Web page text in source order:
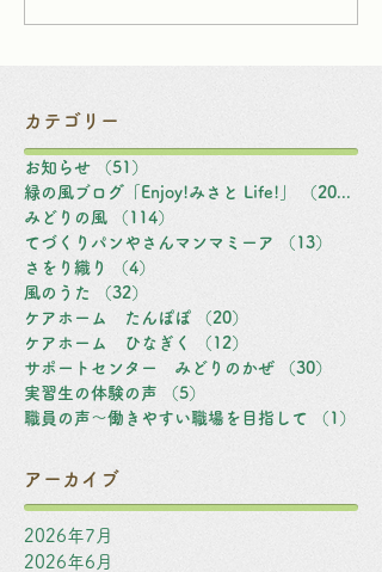
カテゴリー
お知らせ （51）
緑の風ブログ「Enjoy!みさと Life!」
（203）
みどりの風
（114）
てづくりパンやさんマンマミーア
（13）
さをり織り
（4）
風のうた
（32）
ケアホーム たんぽぽ
（20）
ケアホーム ひなぎく
（12）
サポートセンター みどりのかぜ
（30）
実習生の体験の声
（5）
職員の声～働きやすい職場を目指して
（1）
アーカイブ
2026年7月
2026年6月